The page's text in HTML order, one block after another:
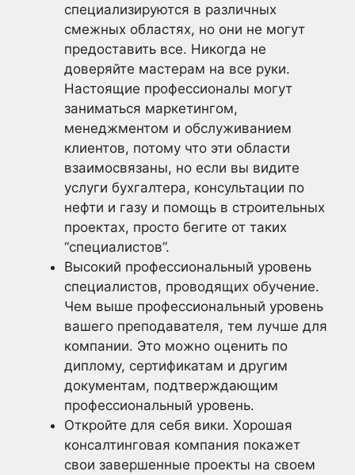
специализируются в различных
смежных областях, но они не могут
предоставить все. Никогда не
доверяйте мастерам на все руки.
Настоящие профессионалы могут
заниматься маркетингом,
менеджментом и обслуживанием
клиентов, потому что эти области
взаимосвязаны, но если вы видите
услуги бухгалтера, консультации по
нефти и газу и помощь в строительных
проектах, просто бегите от таких
“специалистов”.
Высокий профессиональный уровень
специалистов, проводящих обучение.
Чем выше профессиональный уровень
вашего преподавателя, тем лучше для
компании. Это можно оценить по
диплому, сертификатам и другим
документам, подтверждающим
профессиональный уровень.
Откройте для себя вики. Хорошая
консалтинговая компания покажет
свои завершенные проекты на своем